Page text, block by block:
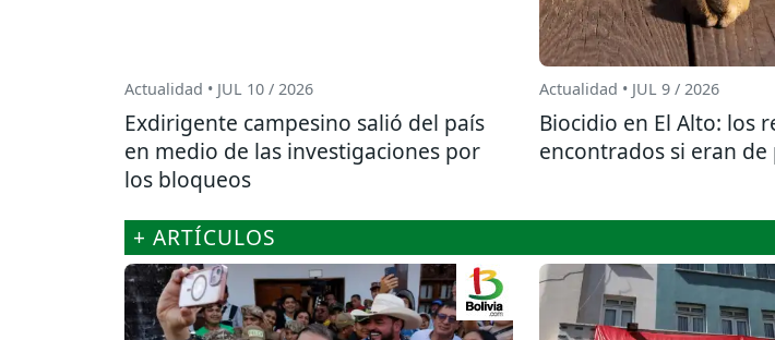
Actualidad • JUL 10 / 2026
Exdirigente campesino salió del país
en medio de las investigaciones por
los bloqueos
Actualidad • JUL 9 / 2026
Biocidio en El Alto: los
encontrados si eran
+ ARTÍCULOS